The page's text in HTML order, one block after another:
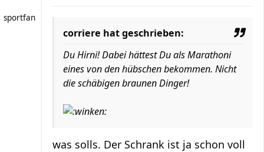
sportfan
corriere hat geschrieben:
Du Hirni! Dabei hättest Du als Marathoni
eines von den hübschen bekommen. Nicht
die schäbigen braunen Dinger!
was solls. Der Schrank ist ja schon voll